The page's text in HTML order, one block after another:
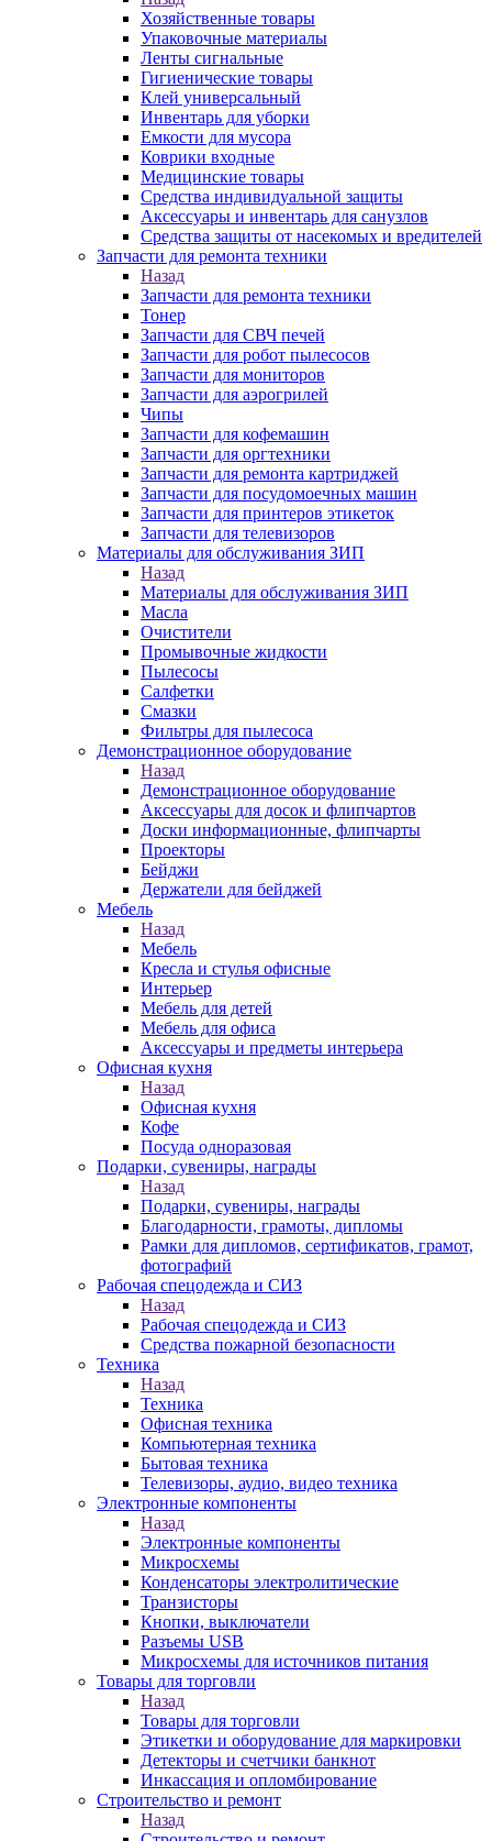
Хозяйственные товары
Упаковочные материалы
Ленты сигнальные
Гигиенические товары
Клей универсальный
Инвентарь для уборки
Емкости для мусора
Коврики входные
Медицинские товары
Средства индивидуальной защиты
Аксессуары и инвентарь для санузлов
Средства защиты от насекомых и вредителей
Запчасти для ремонта техники
Назад
Запчасти для ремонта техники
Тонер
Запчасти для СВЧ печей
Запчасти для робот пылесосов
Запчасти для мониторов
Запчасти для аэрогрилей
Чипы
Запчасти для кофемашин
Запчасти для оргтехники
Запчасти для ремонта картриджей
Запчасти для посудомоечных машин
Запчасти для принтеров этикеток
Запчасти для телевизоров
Материалы для обслуживания ЗИП
Назад
Материалы для обслуживания ЗИП
Масла
Очистители
Промывочные жидкости
Пылесосы
Салфетки
Смазки
Фильтры для пылесоса
Демонстрационное оборудование
Назад
Демонстрационное оборудование
Аксессуары для досок и флипчартов
Доски информационные, флипчарты
Проекторы
Бейджи
Держатели для бейджей
Мебель
Назад
Мебель
Кресла и стулья офисные
Интерьер
Мебель для детей
Мебель для офиса
Аксессуары и предметы интерьера
Офисная кухня
Назад
Офисная кухня
Кофе
Посуда одноразовая
Подарки, сувениры, награды
Назад
Подарки, сувениры, награды
Благодарности, грамоты, дипломы
Рамки для дипломов, сертификатов, грамот,
фотографий
Рабочая спецодежда и СИЗ
Назад
Рабочая спецодежда и СИЗ
Средства пожарной безопасности
Техника
Назад
Техника
Офисная техника
Компьютерная техника
Бытовая техника
Телевизоры, аудио, видео техника
Электронные компоненты
Назад
Электронные компоненты
Микросхемы
Конденсаторы электролитические
Транзисторы
Кнопки, выключатели
Разъемы USB
Микросхемы для источников питания
Товары для торговли
Назад
Товары для торговли
Этикетки и оборудование для маркировки
Детекторы и счетчики банкнот
Инкассация и опломбирование
Строительство и ремонт
Назад